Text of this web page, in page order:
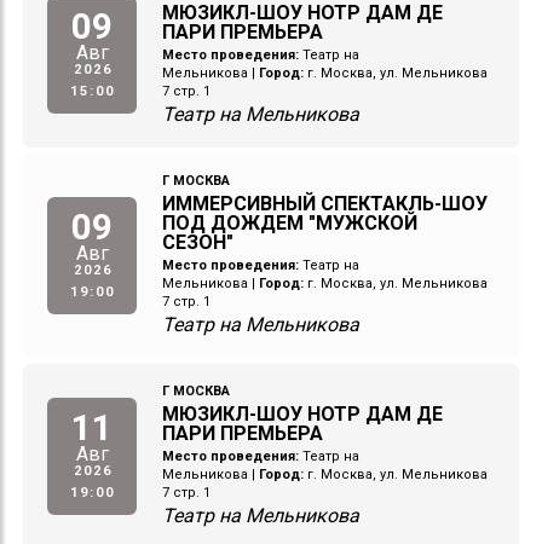
09
Авг
2026
15:00
МЮЗИКЛ-ШОУ НОТР ДАМ ДЕ
ПАРИ ПРЕМЬЕРА
Место проведения: Театр на
Мельникова
Город: г. Москва, ул. Мельникова
7 стр. 1
Театр на Мельникова
09
Авг
2026
19:00
Г МОСКВА
ИММЕРСИВНЫЙ СПЕКТАКЛЬ-ШОУ
ПОД ДОЖДЕМ "МУЖСКОЙ
СЕЗОН"
Место проведения: Театр на
Мельникова
Город: г. Москва, ул. Мельникова
7 стр. 1
Театр на Мельникова
11
Авг
2026
19:00
Г МОСКВА
МЮЗИКЛ-ШОУ НОТР ДАМ ДЕ
ПАРИ ПРЕМЬЕРА
Место проведения: Театр на
Мельникова
Город: г. Москва, ул. Мельникова
7 стр. 1
Театр на Мельникова